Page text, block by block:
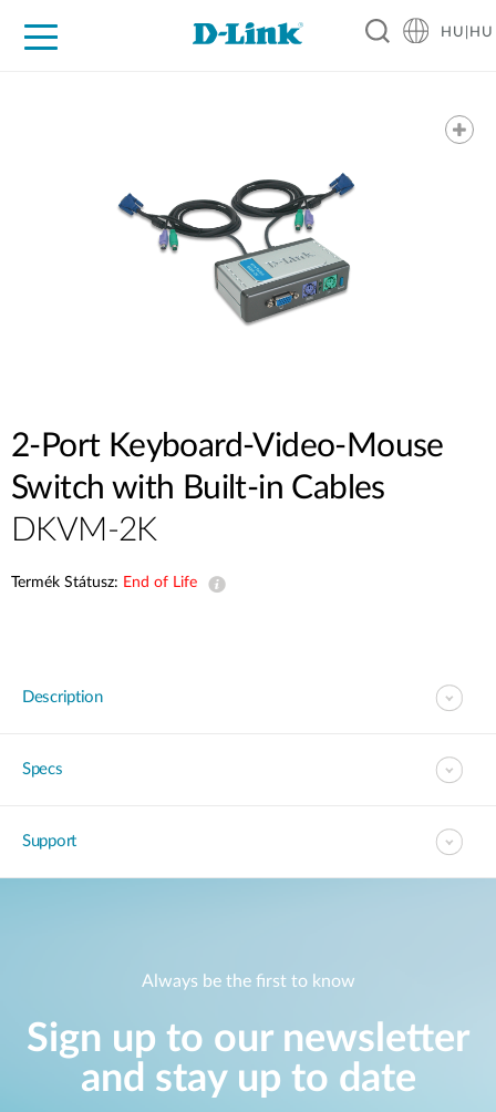
HU|HU
2-Port Keyboard-Video-Mouse
Switch with Built-in Cables
DKVM-2K
Termék Státusz: End of Life
Description
Specs
Support
Always be the first to know
Sign up to our newsletter
and stay up to date